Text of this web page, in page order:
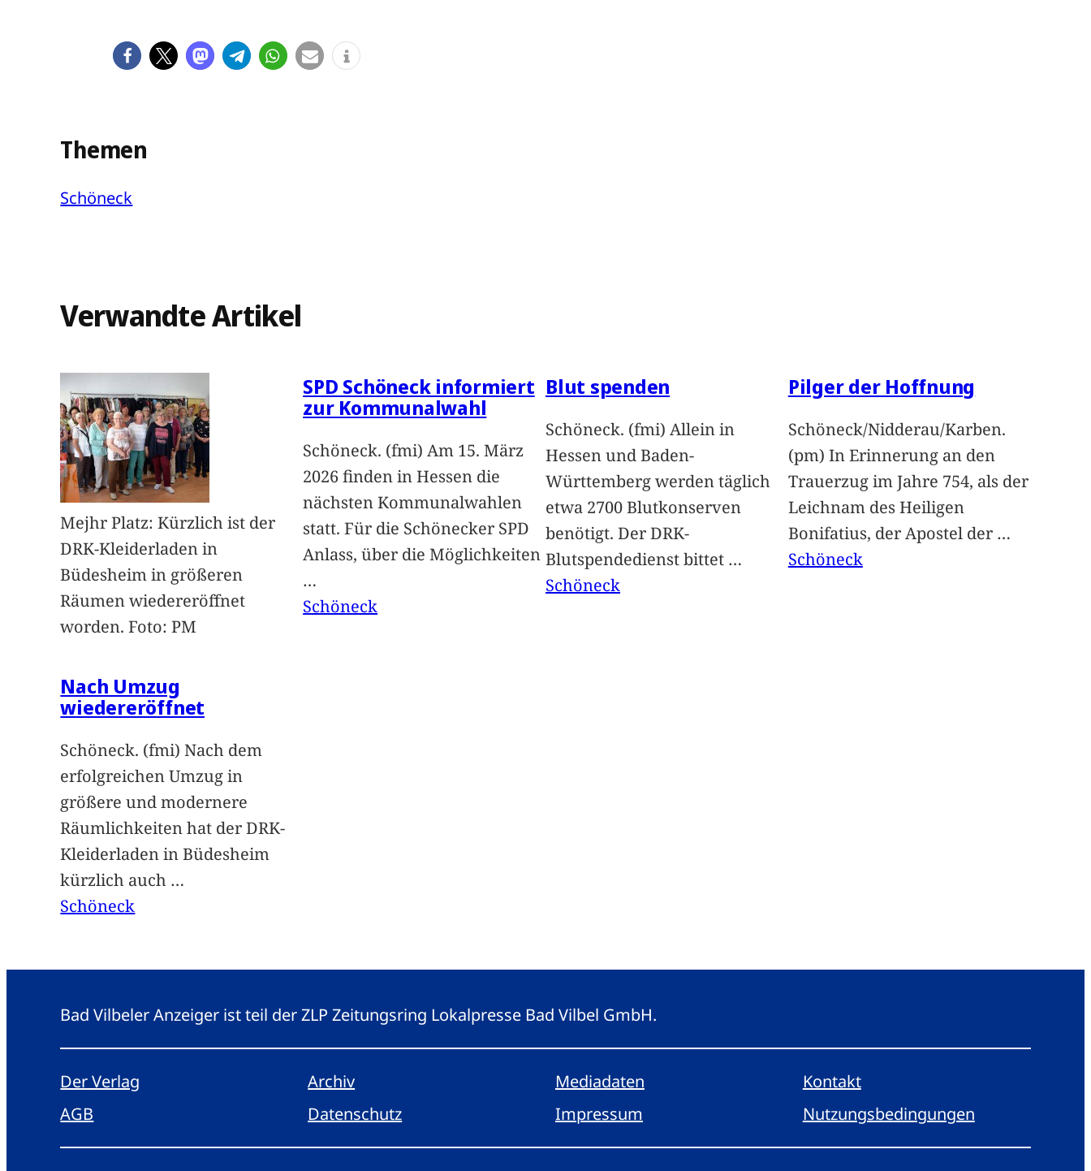
Themen
Schöneck
Verwandte Artikel
Mejhr Platz: Kürzlich ist der
DRK-Kleiderladen in
Büdesheim in größeren
Räumen wiedereröffnet
worden. Foto: PM
Nach Umzug
wiedereröffnet
Schöneck. (fmi) Nach dem
erfolgreichen Umzug in
größere und modernere
Räumlichkeiten hat der DRK-
Kleiderladen in Büdesheim
kürzlich auch …
Schöneck
SPD Schöneck informiert
zur Kommunalwahl
Schöneck. (fmi) Am 15. März
2026 finden in Hessen die
nächsten Kommunalwahlen
statt. Für die Schönecker SPD
Anlass, über die Möglichkeiten
…
Schöneck
Blut spenden
Schöneck. (fmi) Allein in
Hessen und Baden-
Württemberg werden täglich
etwa 2700 Blutkonserven
benötigt. Der DRK-
Blutspendedienst bittet …
Schöneck
Pilger der Hoffnung
Schöneck/Nidderau/Karben.
(pm) In Erinnerung an den
Trauerzug im Jahre 754, als der
Leichnam des Heiligen
Bonifatius, der Apostel der …
Schöneck
Bad Vilbeler Anzeiger ist teil der ZLP Zeitungsring Lokalpresse Bad Vilbel GmbH.
Der Verlag Archiv Mediadaten
Kontakt
AGB
Datenschutz Impressum Nutzungsbedingungen